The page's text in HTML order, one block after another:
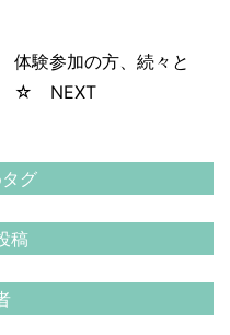
グ
稿
体験参加の方、続々と
☆ NEXT